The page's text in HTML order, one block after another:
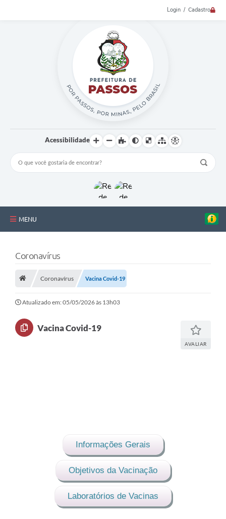
Login / Cadastro
Acessibilidade
MENU
Telefones Úteis
Estrutura Administrativa
Galeria de Fotos
Coronavírus
Coronavírus Vacina Covid-19
Atualizado em: 05/05/2026 às 13h03
Vacina Covid-19
AVALIAR
Informações Gerais
Objetivos da Vacinação
Laboratórios de Vacinas